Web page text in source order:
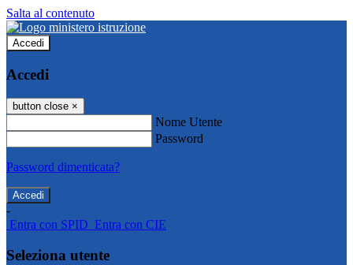
Salta al contenuto
Accedi
Accedi
button close ×
Nome Utente
Password
Password dimenticata?
-
Entra con SPID Entra con CIE
Seleziona utente